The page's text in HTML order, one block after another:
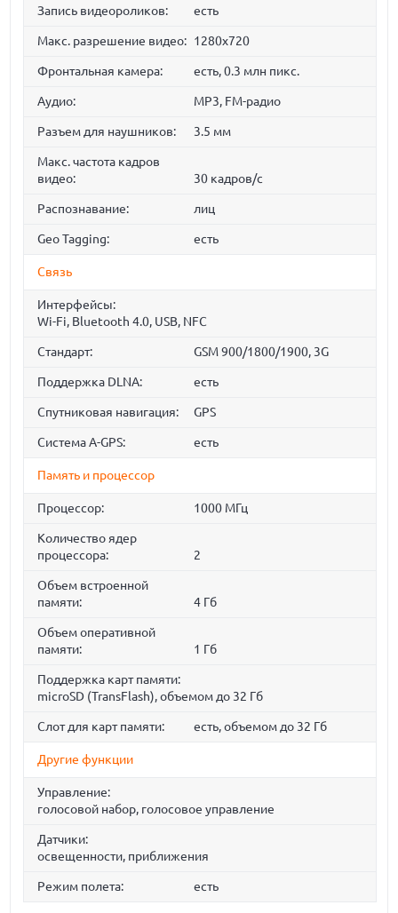
Запись видеороликов: есть
Макс. разрешение видео: 1280x720
Фронтальная камера: есть, 0.3 млн пикс.
Аудио: MP3, FM-радио
Разъем для наушников: 3.5 мм
Макс. частота кадров
видео:
30 кадров/с
Распознавание: лиц
Geo Tagging: есть
Связь
Интерфейсы:
Wi-Fi, Bluetooth 4.0, USB, NFC
Стандарт: GSM 900/1800/1900, 3G
Поддержка DLNA: есть
Спутниковая навигация: GPS
Cистема A-GPS: есть
Память и процессор
Процессор: 1000 МГц
Количество ядер
процессора:
2
Объем встроенной
памяти:
4 Гб
Объем оперативной
памяти:
1 Гб
Поддержка карт памяти:
microSD (TransFlash), объемом до 32 Гб
Слот для карт памяти: есть, объемом до 32 Гб
Другие функции
Управление:
голосовой набор, голосовое управление
Датчики:
освещенности, приближения
Режим полета: есть